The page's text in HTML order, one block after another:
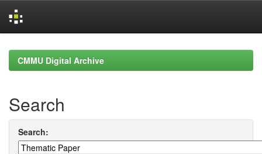
navigationCMMU Digital Archive
Search
Search: